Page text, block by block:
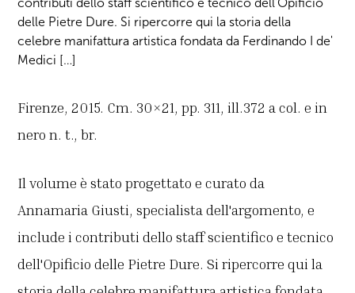
contributi dello staff scientifico e tecnico dell'Opificio
delle Pietre Dure. Si ripercorre qui la storia della
celebre manifattura artistica fondata da Ferdinando I de'
Medici […]
Firenze, 2015. Cm. 30×21, pp. 311, ill.372 a col. e in
nero n. t., br.
Il volume è stato progettato e curato da
Annamaria Giusti, specialista dell'argomento, e
include i contributi dello staff scientifico e tecnico
dell'Opificio delle Pietre Dure. Si ripercorre qui la